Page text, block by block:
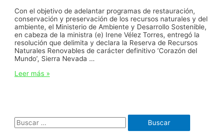
Con el objetivo de adelantar programas de restauración,
conservación y preservación de los recursos naturales y del
ambiente, el Ministerio de Ambiente y Desarrollo Sostenible,
en cabeza de la ministra (e) Irene Vélez Torres, entregó la
resolución que delimita y declara la Reserva de Recursos
Naturales Renovables de carácter definitivo ‘Corazón del
Mundo’, Sierra Nevada …
Gobierno
Santa
Marta
Leer más »
Buscar: